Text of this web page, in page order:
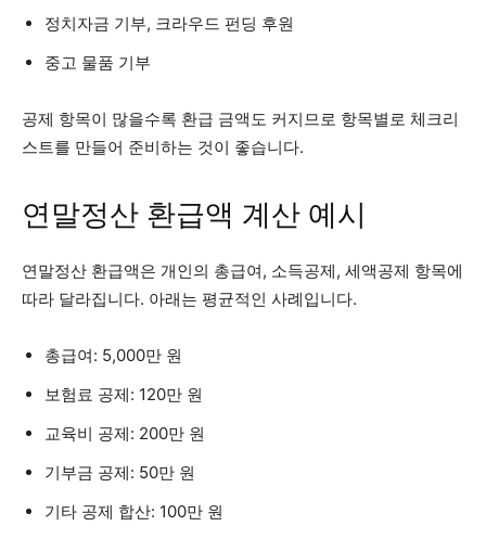
정치자금 기부, 크라우드 펀딩 후원
중고 물품 기부
공제 항목이 많을수록 환급 금액도 커지므로 항목별로 체크리
스트를 만들어 준비하는 것이 좋습니다.
연말정산 환급액 계산 예시
연말정산 환급액은 개인의 총급여, 소득공제, 세액공제 항목에
따라 달라집니다. 아래는 평균적인 사례입니다.
총급여: 5,000만 원
보험료 공제: 120만 원
교육비 공제: 200만 원
기부금 공제: 50만 원
기타 공제 합산: 100만 원